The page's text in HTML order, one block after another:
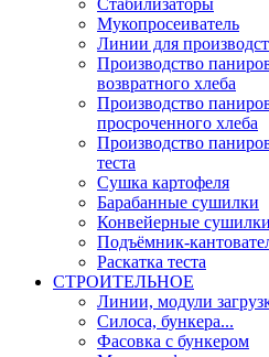
Стабилизаторы
Мукопросеиватель
Линии для
Производство
возвратного хлеба
Производство
просроченного хлеба
Производство
теста
Сушка картофеля
Барабанные сушилки
Конвейерные сушилки
Подъёмник-
Раскатка теста
СТРОИТЕЛЬНОЕ
Линии, модули
Силоса, бункера...
Фасовка с бункером